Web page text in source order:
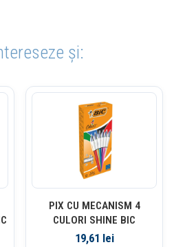
și:
PIX CU MECANISM 4
CULORI SHINE BIC
19,61 lei